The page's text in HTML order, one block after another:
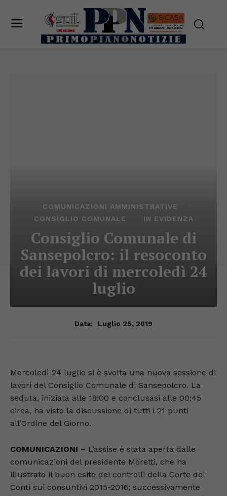
COMUNICAZIONI AMMINISTRATIVE
CONSIGLIO COMUNALE
IN EVIDENZA
Consiglio Comunale di
Sansepolcro: il resoconto
dei lavori di mercoledì 24
luglio
Data: Luglio 25, 2019
Mercoledì 24 luglio si è svolta una nuova sessione di
lavori del Consiglio Comunale di Sansepolcro. La
seduta, iniziata alle 18:00 e conclusasi alle 00:45
circa, ha visto la discussione di tutti i 21 punti
all’Ordine del Giorno.
COMUNICAZIONI – L’assise è stata aperta dalle
comunicazioni del presidente Moretti, che ha
illustrato il buon esito dei controlli della Corte dei
Conti sui consuntivi 2015-2016; successivamente